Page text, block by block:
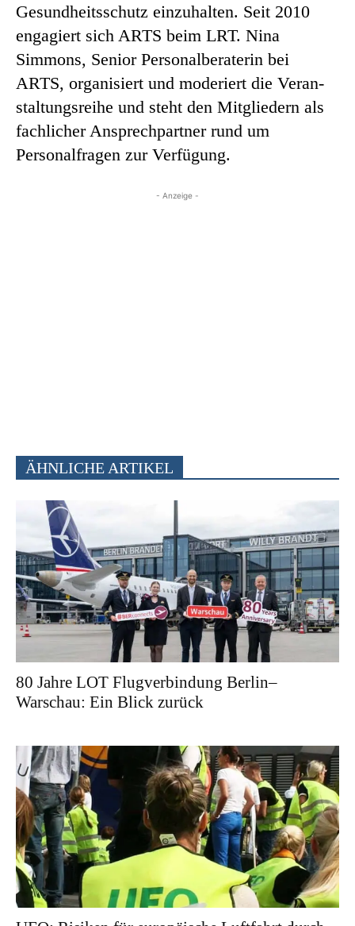
Gesundheitsschutz einzuhalten. Seit 2010
engagiert sich ARTS beim LRT. Nina
Simmons, Senior Personalberaterin bei
ARTS, organisiert und moderiert die Veran­
staltungs­reihe und steht den Mitgliedern als
fachlicher Ansprechpartner rund um
Personal­fragen zur Verfügung.
- Anzeige -
ÄHNLICHE ARTIKEL
80 Jahre LOT Flugverbindung Berlin–
Warschau: Ein Blick zurück